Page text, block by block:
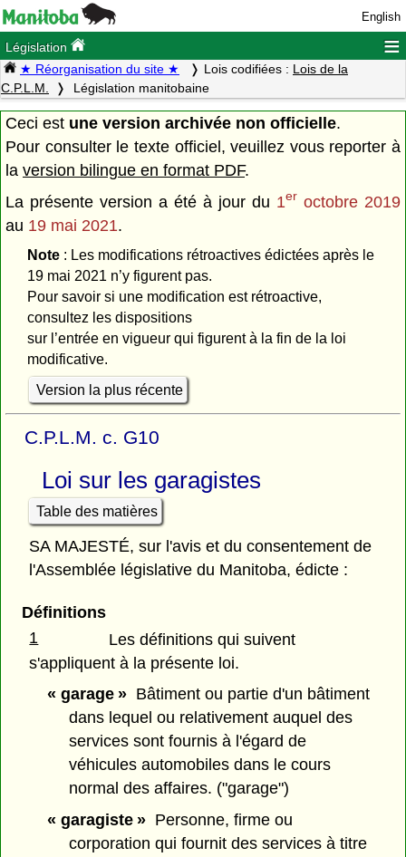
English
Législation ≡
★ Réorganisation du site ★ Lois codifiées : Lois de la
C.P.L.M.
Législation manitobaine
Ceci est une version archivée non officielle.
Pour consulter le texte officiel, veuillez vous reporter à
la version bilingue en format PDF.
La présente version a été à jour du 1er octobre 2019
au 19 mai 2021.
Note: Les modifications rétroactives édictées après le
19 mai 2021 n’y figurent pas.
Pour savoir si une modification est rétroactive,
consultez les dispositions
sur l’entrée en vigueur qui figurent à la fin de la loi
modificative.
Version la plus récente
C.P.L.M. c. G10
Loi sur les garagistes
Table des matières
SA MAJESTÉ, sur l'avis et du consentement de
l'Assemblée législative du Manitoba, édicte :
Définitions
1
Les définitions qui suivent
s'appliquent à la présente loi.
« garage »Bâtiment ou partie d'un bâtiment
dans lequel ou relativement auquel des
services sont fournis à l'égard de
véhicules automobiles dans le cours
normal des affaires. ("garage")
« garagiste »Personne, firme ou
corporation qui fournit des services à titre